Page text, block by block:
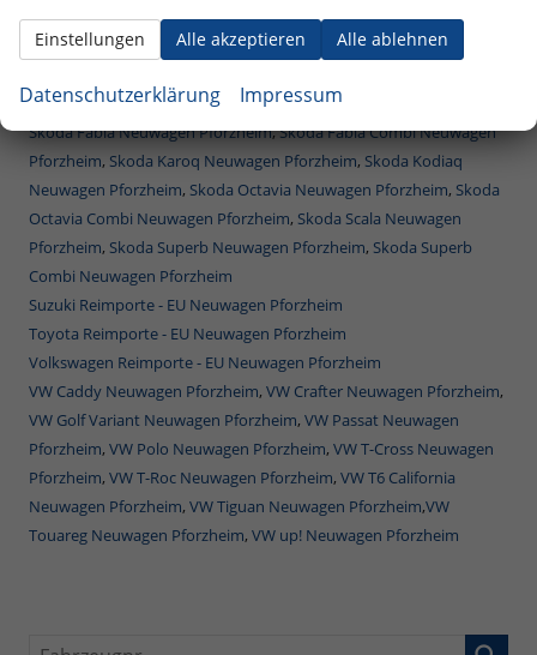
Pforzheim,Seat Leon Neuwagen Pforzheim,Seat Leon
Sportstourer ST Neuwagen Pforzheim, Seat Tarraco Neuwagen
Skoda Reimporte - EU Neuwagen Pforzheim
Skoda Fabia Neuwagen Pforzheim,Skoda Fabia Combi Neuwagen
Pforzheim, Skoda Karoq Neuwagen Pforzheim, Skoda Kodiaq
Neuwagen Pforzheim, Skoda Octavia Neuwagen Pforzheim, Skoda
Octavia Combi Neuwagen Pforzheim, Skoda Scala Neuwagen
Pforzheim, Skoda Superb Neuwagen Pforzheim, Skoda Superb
Combi Neuwagen Pforzheim
Suzuki Reimporte - EU Neuwagen Pforzheim
Toyota Reimporte - EU Neuwagen Pforzheim
Volkswagen Reimporte - EU Neuwagen Pforzheim
VW Caddy Neuwagen Pforzheim, VW Crafter Neuwagen Pforzheim,
VW Golf Variant Neuwagen Pforzheim, VW Passat Neuwagen
Pforzheim, VW Polo Neuwagen Pforzheim, VW T-Cross Neuwagen
Pforzheim, VW T-Roc Neuwagen Pforzheim, VW T6 California
Neuwagen Pforzheim, VW Tiguan Neuwagen Pforzheim,VW
Touareg Neuwagen Pforzheim, VW up! Neuwagen Pforzheim
Alle akzeptieren Alle ablehnen
Einstellungen
Datenschutzerklärung Impressum